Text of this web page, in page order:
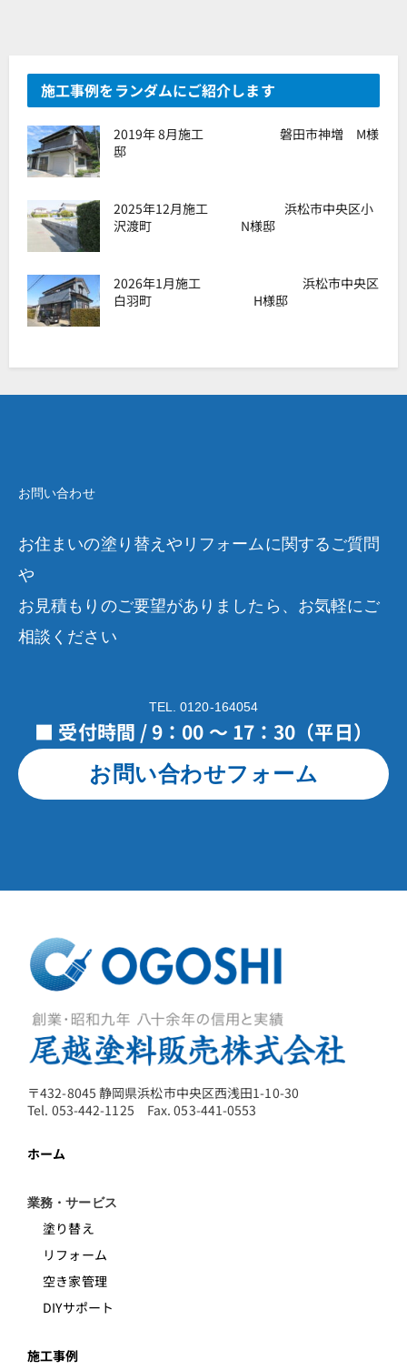
施工事例をランダムにご紹介します
2019年 8月施工 磐田市神増 M様
邸
2025年12月施工 浜松市中央区小
沢渡町 N様邸
2026年1月施工 浜松市中央区
白羽町 H様邸
お問い合わせ
お住まいの塗り替えやリフォームに関するご質問
や
お見積もりのご要望がありましたら、お気軽にご
相談ください
TEL. 0120-164054
■ 受付時間 / 9：00 ～ 17：30（平日）
お問い合わせフォーム
〒432-8045 静岡県浜松市中央区西浅田1-10-30
Tel. 053-442-1125 Fax. 053-441-0553
ホーム
業務・サービス
塗り替え
リフォーム
空き家管理
DIYサポート
施工事例